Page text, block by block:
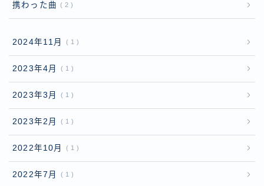
携わった曲 2
2024年11月 1
2023年4月 1
2023年3月 1
2023年2月 1
2022年10月 1
2022年7月 1